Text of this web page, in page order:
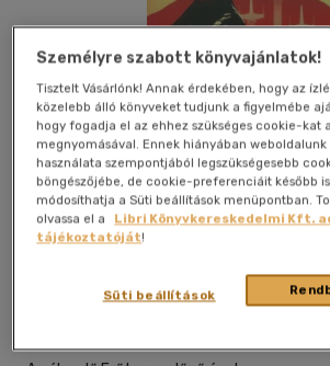
Kívánságlistához adom
Szukits Könyvkiadó És Könyvker|2016|
Személyre szabott könyvajánlatok!
Tisztelt Vásárlónk! Annak érdekében, hogy az
közelebb álló könyveket tudjunk a figyelmébe
hogy fogadja el az ehhez szükséges cookie-kat
megnyomásával. Ennek hiányában
használata szempontjából legszükségesebb
böngészőjébe, de cookie-preferenciáit később
módosíthatja a Süti beállítások menüpontban.
olvassa el a
Libri Könyvkereskedelmi Kft.
tájékoztatóját!
Süti beállítások